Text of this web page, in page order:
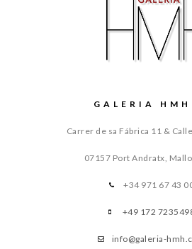
GALERIA
Carrer de sa Fábrica 11 &
07157 Port Andratx,
+34 971 67 43
+49 172
info@galeria-